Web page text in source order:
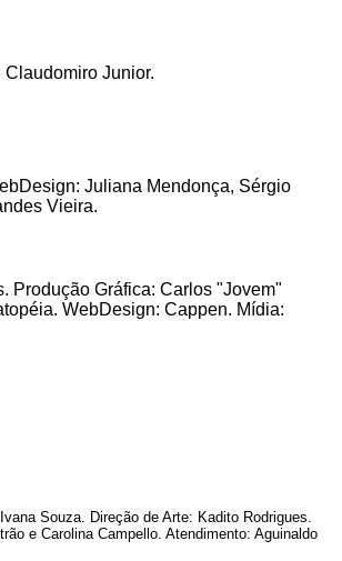
Junior.
Juliana Mendonça, Sérgio
Vieira.
Produção Gráfica: Carlos "Jovem"
WebDesign: Cappen. Mídia:
Souza. Direção de Arte: Kadito Rodrigues.
e Carolina Campello. Atendimento: Aguinaldo